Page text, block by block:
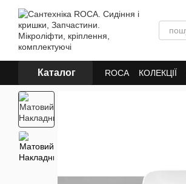
Перейти до основного контенту
Каталог ROCA КОЛЕКЦІЇ